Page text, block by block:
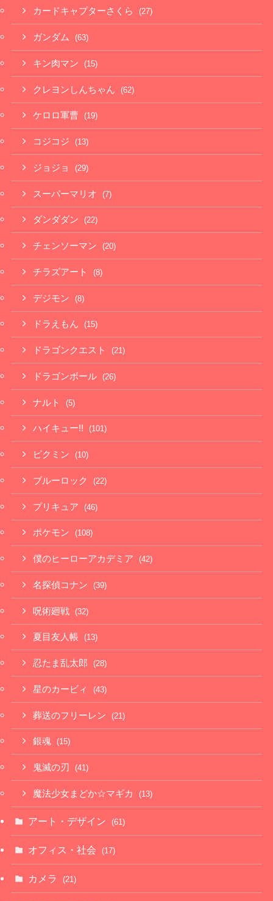
カードキャプターさくら (27)
ガンダム (63)
キン肉マン (15)
クレヨンしんちゃん (62)
ケロロ軍曹 (19)
コジコジ (13)
ジョジョ (29)
スーパーマリオ (7)
ダンダダン (22)
チェンソーマン (20)
チラズアート (8)
デジモン (8)
ドラえもん (15)
ドラゴンクエスト (21)
ドラゴンボール (26)
ナルト (5)
ハイキュー!! (101)
ピクミン (10)
ブルーロック (22)
プリキュア (46)
ポケモン (108)
僕のヒーローアカデミア (42)
名探偵コナン (39)
呪術廻戦 (32)
夏目友人帳 (13)
忍たま乱太郎 (28)
星のカービィ (43)
葬送のフリーレン (21)
銀魂 (15)
鬼滅の刃 (41)
魔法少女まどか☆マギカ (13)
アート・デザイン (61)
オフィス・社会 (17)
カメラ (21)